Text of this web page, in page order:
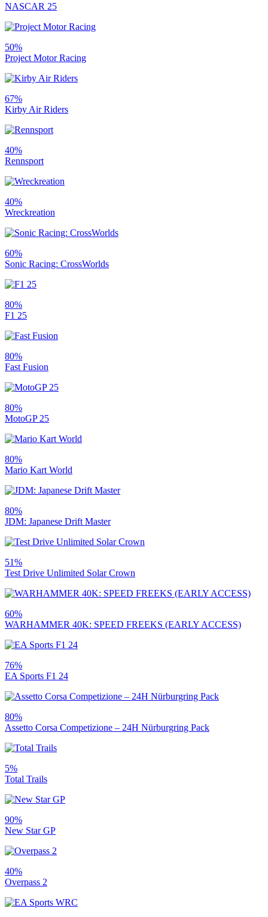
NASCAR 25
50%
Project Motor Racing
67%
Kirby Air Riders
40%
Rennsport
40%
Wreckreation
60%
Sonic Racing: CrossWorlds
80%
F1 25
80%
Fast Fusion
80%
MotoGP 25
80%
Mario Kart World
80%
JDM: Japanese Drift Master
51%
Test Drive Unlimited Solar Crown
60%
WARHAMMER 40K: SPEED FREEKS (EARLY ACCESS)
76%
EA Sports F1 24
80%
Assetto Corsa Competizione – 24H Nürburgring Pack
5%
Total Trails
90%
New Star GP
40%
Overpass 2